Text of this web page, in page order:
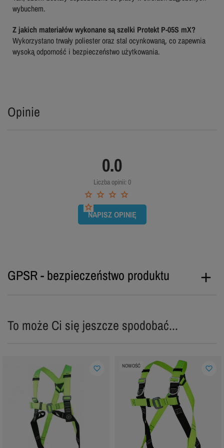
wybuchem.
Z jakich materiałów wykonane są szelki Protekt P-05S mX?
Wykorzystano trwały poliester oraz stal ocynkowaną, co zapewnia
wysoką odporność i bezpieczeństwo użytkowania.
Opinie
0.0
Liczba opinii: 0
NAPISZ OPINIĘ
GPSR - bezpieczeństwo produktu
To może Ci się jeszcze spodobać...
favorite_border NOWOŚĆ favorite_border